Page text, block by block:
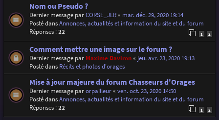
Nom ou Pseudo ?
Dernier message parCORSE_JLR« mar. déc. 29, 2020 19:14
Posté dansAnnonces, actualités et information du site et du forum
Réponses :22 1 2
Comment mettre une image sur le forum ?
Dernier message par Maxime Daviron« jeu. avr. 23, 2020 19:13
Posté dans Récits et photos d'orages
Mise à jour majeure du forum Chasseurs d'Orages
Dernier message parorpailleur« ven. oct. 23, 2020 14:50
Posté dansAnnonces, actualités et information du site et du forum
Réponses :22 1 2